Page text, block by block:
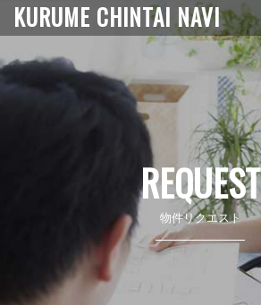
KURUME CHINTAI NAVI
REQUEST
物件リクエスト